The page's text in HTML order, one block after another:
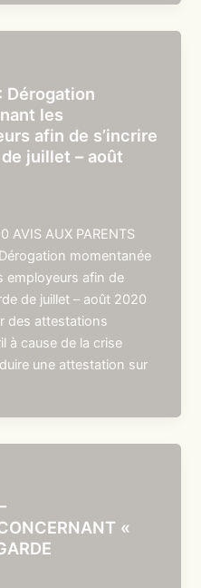
Dérogation
les
afin de s’incrire
juillet – août
AVIS AUX PARENTS
momentanée
employeurs afin de
de juillet – août 2020
des attestations
à cause de la crise
une attestation sur
«